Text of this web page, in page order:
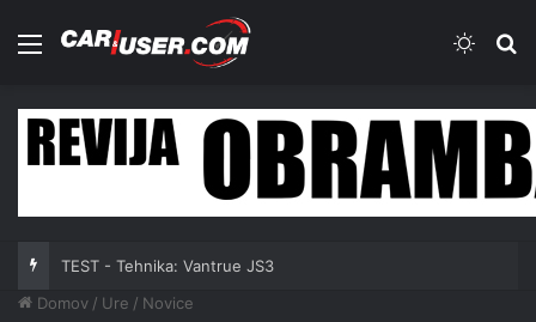
Meni
TEST - Tehnika: Vantrue JS3
Domov / Ure / Novice